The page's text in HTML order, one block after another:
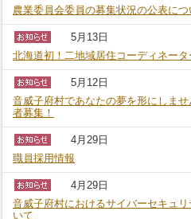
農業委員会委員の募集状況の公表につ
5月13日
北海道初！二地域居住コーディネータ
5月12日
音威子府村であなたの夢を形にしま
者募集！
4月29日
職員採用情報
4月29日
音威子府村におけるサイバーセキュ
いて